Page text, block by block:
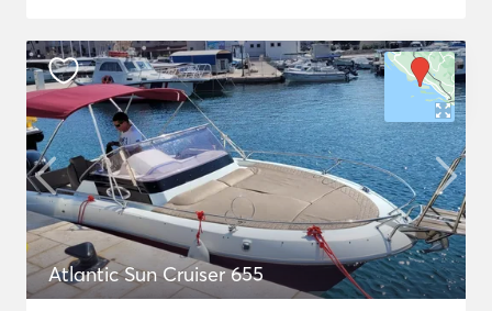
Atlantic Sun Cruiser 655